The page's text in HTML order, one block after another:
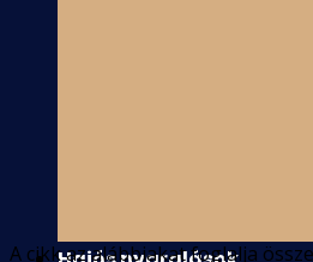
A cikk az alábbiakat foglalja